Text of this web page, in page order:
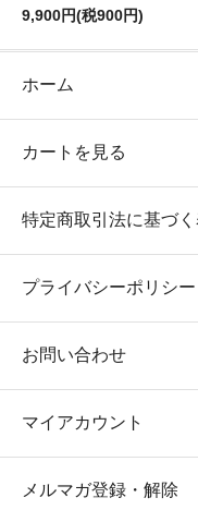
9,900円(税900円)
ホーム
カートを見る
特定商取引法に基づ
プライバシーポリシー
お問い合わせ
マイアカウント
メルマガ登録・解除